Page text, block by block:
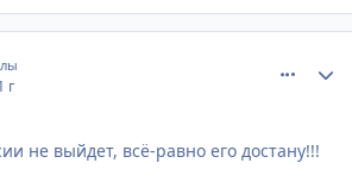
г
не выйдет, всё-равно его достану!!!